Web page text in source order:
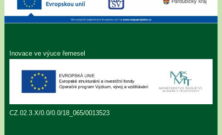
Inovace ve výuce řemesel
CZ.02.3.X/0.0/0.0/18_065/0013523